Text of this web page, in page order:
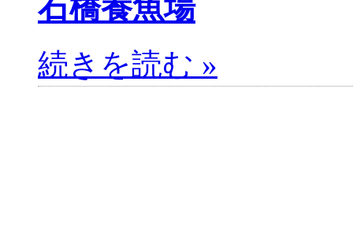
石橋養魚場
続きを読む »